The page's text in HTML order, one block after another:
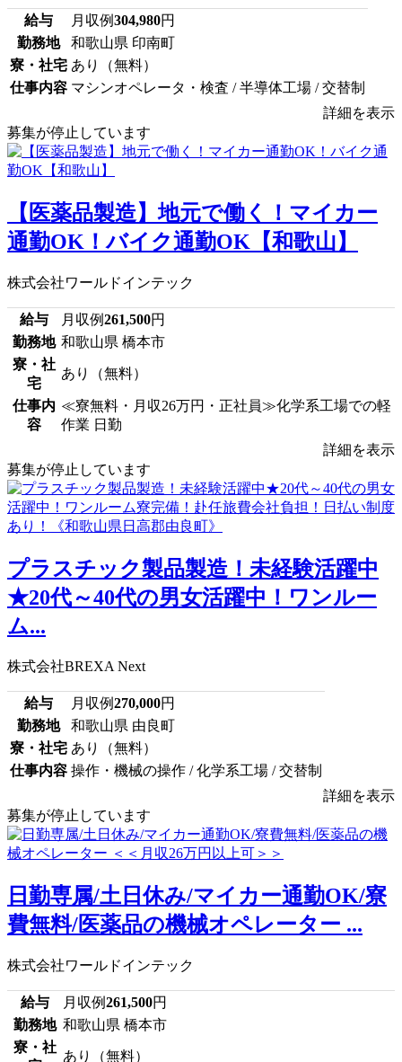
給与 月収例304,980円
勤務地
和歌山県 印南町
寮・社宅 あり（無料）
仕事内容 マシンオペレータ・検査 / 半導体工場 / 交替制
詳細を表示
募集が停止しています
【医薬品製造】地元で働く！マイカー
通勤OK！バイク通勤OK【和歌山】
株式会社ワールドインテック
給与 月収例261,500円
勤務地 和歌山県 橋本市
寮・社
宅
あり（無料）
仕事内
容
≪寮無料・月収26万円・正社員≫化学系工場での軽
作業 日勤
詳細を表示
募集が停止しています
プラスチック製品製造！未経験活躍中
★20代～40代の男女活躍中！ワンルー
ム...
株式会社BREXA Next
給与 月収例270,000円
勤務地
和歌山県 由良町
寮・社宅 あり（無料）
仕事内容 操作・機械の操作 / 化学系工場 / 交替制
詳細を表示
募集が停止しています
日勤専属/土日休み/マイカー通勤OK/寮
費無料/医薬品の機械オペレーター ...
株式会社ワールドインテック
給与 月収例261,500円
勤務地 和歌山県 橋本市
寮・社
あり（無料）